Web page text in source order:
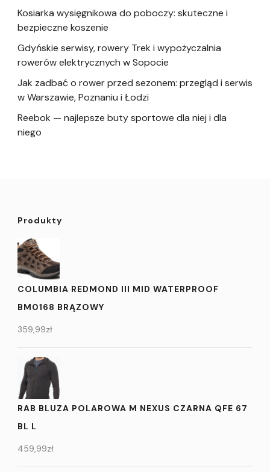
Kosiarka wysięgnikowa do poboczy: skuteczne i
bezpieczne koszenie
Gdyńskie serwisy, rowery Trek i wypożyczalnia
rowerów elektrycznych w Sopocie
Jak zadbać o rower przed sezonem: przegląd i serwis
w Warszawie, Poznaniu i Łodzi
Reebok — najlepsze buty sportowe dla niej i dla
niego
Produkty
COLUMBIA REDMOND III MID WATERPROOF
BM0168 BRĄZOWY
359,99zł
RAB BLUZA POLAROWA M NEXUS CZARNA QFE 67
BL L
459,99zł